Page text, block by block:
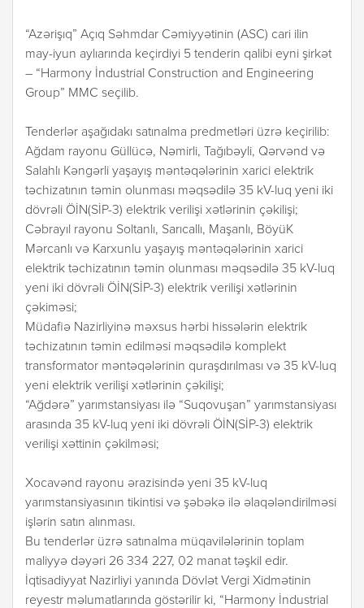
“Azərişıq” Açıq Səhmdar Cəmiyyətinin (ASC) cari ilin
may-iyun aylıarında keçirdiyi 5 tenderin qalibi eyni şirkət
– “Harmony İndustrial Construction and Engineering
Group” MMC seçilib.
Tenderlər aşağıdakı satınalma predmetləri üzrə keçirilib:
Ağdam rayonu Güllücə, Nəmirli, Tağıbəyli, Qərvənd və
Salahlı Kəngərli yaşayış məntəqələrinin xarici elektrik
təchizatının təmin olunması məqsədilə 35 kV-luq yeni iki
dövrəli ÖİN(SİP-3) elektrik verilişi xətlərinin çəkilişi;
Cəbrayıl rayonu Soltanlı, Sarıcallı, Maşanlı, BöyüK
Mərcanlı və Karxunlu yaşayış məntəqələrinin xarici
elektrik təchizatının təmin olunması məqsədilə 35 kV-luq
yeni iki dövrəli ÖİN(SİP-3) elektrik verilişi xətlərinin
çəkiməsi;
Müdafiə Nazirliyinə məxsus hərbi hissələrin elektrik
təchizatının təmin edilməsi məqsədilə komplekt
transformator məntəqələrinin quraşdırılması və 35 kV-luq
yeni elektrik verilişi xətlərinin çəkilişi;
“Ağdərə” yarımstansiyası ilə “Suqovuşan” yarımstansiyası
arasında 35 kV-luq yeni iki dövrəli ÖİN(SİP-3) elektrik
verilişi xəttinin çəkilməsi;
Xocavənd rayonu ərazisində yeni 35 kV-luq
yarımstansiyasının tikintisi və şəbəkə ilə əlaqələndirilməsi
işlərin satın alınması.
Bu tenderlər üzrə satınalma müqavilələrinin toplam
maliyyə dəyəri 26 334 227, 02 manat təşkil edir.
İqtisadiyyat Nazirliyi yanında Dövlət Vergi Xidmətinin
reyestr məlumatlarında göstərilir ki, “Harmony İndustrial